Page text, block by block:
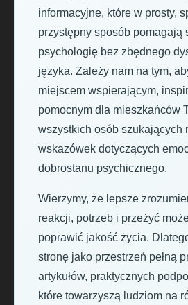
informacyjne, które w prosty,
przystępny sposób pomagają
psychologię bez zbędnego
języka. Zależy nam na tym,
miejscem wspierającym,
pomocnym dla mieszkańców
wszystkich osób szukających
wskazówek dotyczących
dobrostanu psychicznego.
Wierzymy, że lepsze
reakcji, potrzeb i przeżyć
poprawić jakość życia.
stronę jako przestrzeń pełną
artykułów, praktycznych
które towarzyszą ludziom na